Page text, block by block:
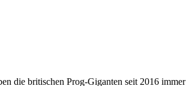
britischen Prog-Giganten seit 2016